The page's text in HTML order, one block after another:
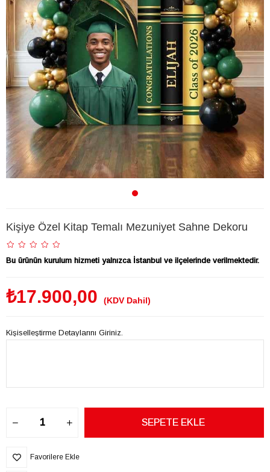
Kişiye Özel Kitap Temalı Mezuniyet Sahne Dekoru
Bu ürünün kurulum hizmeti yalnızca İstanbul ve ilçelerinde verilmektedir.
₺17.900,00 (KDV Dahil)
Kişiselleştirme Detaylarını Giriniz.
Favorilere Ekle